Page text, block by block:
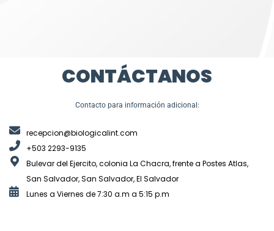
CONTÁCTANOS
Contacto para información adicional:
recepcion@biologicalint.com
+503 2293-9135
Bulevar del Ejercito, colonia La Chacra, frente a Postes Atlas,
San Salvador, San Salvador, El Salvador
Lunes a Viernes de 7:30 a.m a 5:15 p.m